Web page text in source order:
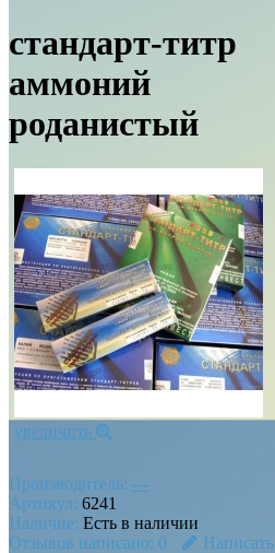
стандарт-титр
аммоний
роданистый
увеличить
Производитель: ---
Артикул: 6241
Наличие: Есть в наличии
Отзывов написано: 0 Написать